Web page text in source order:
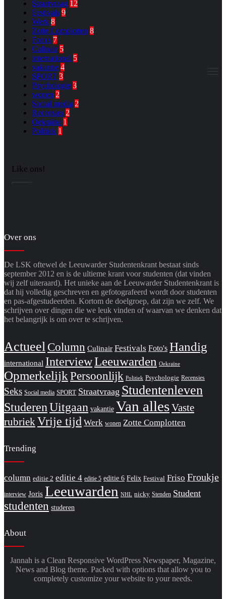
Straatvraag 12
Festivals 9
Werk 8
Zotte Complotten 8
Foto's 7
Culinair 5
international 5
vakantie 4
SPORT 3
Psychologie 3
wonen 2
Social media 2
Recensies 2
Oekraïne 1
Politiek 1
Like ons!
Over ons
De LSK oftewel de Leeuwarder Studentenkrant bestaat sinds
september 2012 en is de ultieme krant voor studenten (dat vinden
wij zelf uiteraard). Het unieke aan de Leeuwarder Studentenkrant is
dat hij volledig geschreven en gefotografeerd wordt door studenten
en pas-afgestudeerden. Kortom de doelgroep, dat zijn we zelf. We
schrijven over dingen die we leuk vinden of waarvan we denken dat
het belangrijk is om over te schrijven.
Actueel Column Culinair Festivals Foto's Handig
international InterviewLeeuwarden Oekraïne
OpmerkelijkPersoonlijk Politiek Psychologie Recensies
Seks Social media SPORT Straatvraag Studentenleven
StuderenUitgaan vakantie Van allesVaste
rubriekVrije tijd Werk wonen Zotte Complotten
Trending
column editie 2 editie 4 editie 5 editie 6 Felix Festival Friso Froukje
interview Joris Leeuwarden NHL nicky Stenden Student
studenten studeren
About
Jannah is a Clean Responsive WordPress Newspaper, Magazine,
News and Blog theme. Packed with options that allow you to
completely customize your website to your needs.